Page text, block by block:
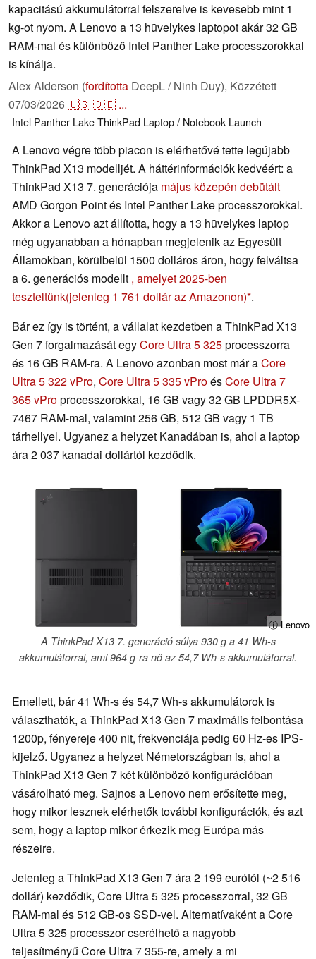
kapacitású akkumulátorral felszerelve is kevesebb mint 1
kg-ot nyom. A Lenovo a 13 hüvelykes laptopot akár 32 GB
RAM-mal és különböző Intel Panther Lake processzorokkal
is kínálja.
Alex Alderson (fordította DeepL / Ninh Duy), Közzétett
07/03/2026🇺🇸🇩🇪 ...
Intel Panther LakeThinkPad Laptop / Notebook Launch
A Lenovo végre több piacon is elérhetővé tette legújabb
ThinkPad X13 modelljét. A háttérinformációk kedvéért: a
ThinkPad X13 7. generációja május közepén debütált
AMD Gorgon Point és Intel Panther Lake processzorokkal.
Akkor a Lenovo azt állította, hogy a 13 hüvelykes laptop
még ugyanabban a hónapban megjelenik az Egyesült
Államokban, körülbelül 1500 dolláros áron, hogy felváltsa
a 6. generációs modellt , amelyet 2025-ben
teszteltünk(jelenleg 1 761 dollár az Amazonon) .
Bár ez így is történt, a vállalat kezdetben a ThinkPad X13
Gen 7 forgalmazását egyCore Ultra 5 325processzorra
és 16 GB RAM-ra. A Lenovo azonban most már aCore
Ultra 5 322 vPro, Core Ultra 5 335 vProésCore Ultra 7
365 vProprocesszorokkal, 16 GB vagy 32 GB LPDDR5X-
7467 RAM-mal, valamint 256 GB, 512 GB vagy 1 TB
tárhellyel. Ugyanez a helyzet Kanadában is, ahol a laptop
ára 2 037 kanadai dollártól kezdődik.
ⓘ Lenovo
A ThinkPad X13 7. generáció súlya 930 g a 41 Wh-s
akkumulátorral, ami 964 g-ra nő az 54,7 Wh-s akkumulátorral.
Emellett, bár 41 Wh-s és 54,7 Wh-s akkumulátorok is
választhatók, a ThinkPad X13 Gen 7 maximális felbontása
1200p, fényereje 400 nit, frekvenciája pedig 60 Hz-es IPS-
kijelző. Ugyanez a helyzet Németországban is, ahol a
ThinkPad X13 Gen 7 két különböző konfigurációban
vásárolható meg. Sajnos a Lenovo nem erősítette meg,
hogy mikor lesznek elérhetők további konfigurációk, és azt
sem, hogy a laptop mikor érkezik meg Európa más
részeire.
Jelenleg a ThinkPad X13 Gen 7 ára 2 199 eurótól (~2 516
dollár) kezdődik, Core Ultra 5 325 processzorral, 32 GB
RAM-mal és 512 GB-os SSD-vel. Alternatívaként a Core
Ultra 5 325 processzor cserélhető a nagyobb
teljesítményű Core Ultra 7 355-re, amely a mi